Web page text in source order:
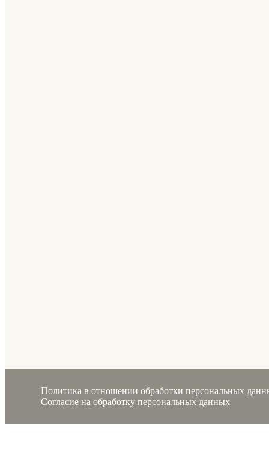
Политика в отношении обработки персональных
Согласие на обработку персональных данных